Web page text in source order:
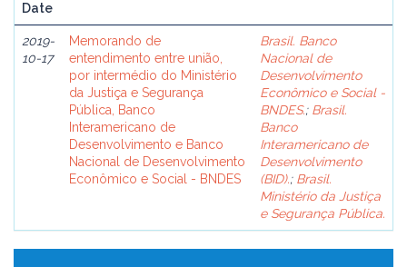
Date
2019-
10-17
Memorando de
entendimento entre união,
por intermédio do Ministério
da Justiça e Segurança
Pública, Banco
Interamericano de
Desenvolvimento e Banco
Nacional de Desenvolvimento
Econômico e Social - BNDES
Brasil. Banco
Nacional de
Desenvolvimento
Econômico e Social -
BNDES.; Brasil.
Banco
Interamericano de
Desenvolvimento
(BID).; Brasil.
Ministério da Justiça
e Segurança Pública.